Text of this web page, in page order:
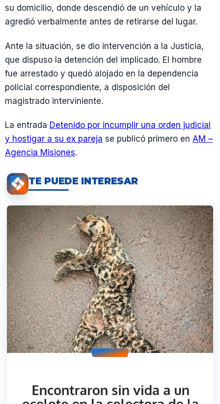
su domicilio, donde descendió de un vehículo y la
agredió verbalmente antes de retirarse del lugar.
Ante la situación, se dio intervención a la Justicia,
que dispuso la detención del implicado. El hombre
fue arrestado y quedó alojado en la dependencia
policial correspondiente, a disposición del
magistrado interviniente.
La entrada Detenido por incumplir una orden judicial
y hostigar a su ex pareja se publicó primero en AM –
Agencia Misiones.
TE PUEDE INTERESAR